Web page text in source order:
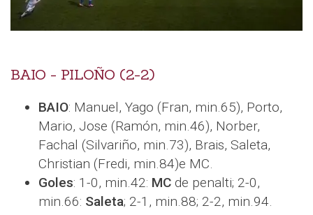
BAIO - PILOÑO (2-2)
BAIO: Manuel, Yago (Fran, min.65), Porto,
Mario, Jose (Ramón, min.46), Norber,
Fachal (Silvariño, min.73), Brais, Saleta,
Christian (Fredi, min.84)e MC.
Goles: 1-0, min.42: MC de penalti; 2-0,
min.66: Saleta; 2-1, min.88; 2-2, min.94.